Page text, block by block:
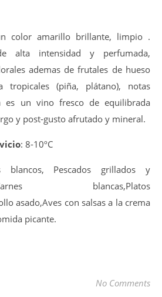
color amarillo brillante, limpio .
alta intensidad y perfumada,
ademas de frutales de hueso
tropicales (piña, plátano), notas
es un vino fresco de equilibrada
y post-gusto afrutado y mineral.
: 8-10ºC
blancos, Pescados grillados y
blancas,Platos
asado,Aves con salsas a la crema
picante.
No Comments